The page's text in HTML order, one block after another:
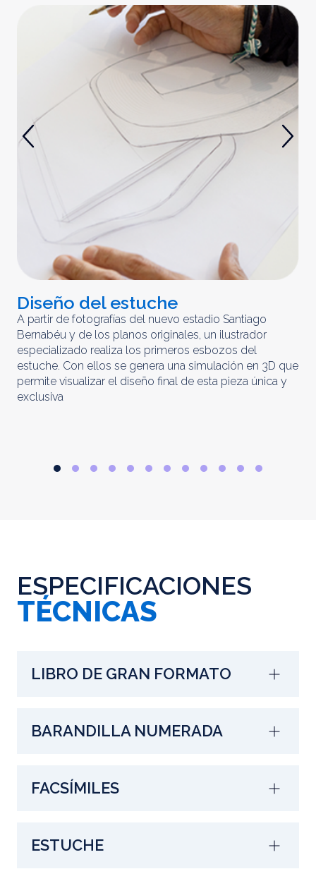
Diseño del estuche
A partir de fotografías del nuevo estadio Santiago
Bernabéu y de los planos originales, un ilustrador
especializado realiza los primeros esbozos del
estuche. Con ellos se genera una simulación en 3D que
permite visualizar el diseño final de esta pieza única y
exclusiva
ESPECIFICACIONES
TÉCNICAS
LIBRO DE GRAN FORMATO
BARANDILLA NUMERADA
FACSÍMILES
ESTUCHE